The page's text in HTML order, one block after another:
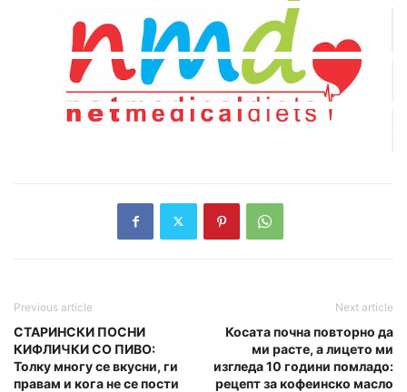
Previous article
СТАРИНСКИ ПОСНИ
КИФЛИЧКИ СО ПИВО:
Толку многу се вкусни, ги
правам и кога не се пости
Next article
Косата почна повторно да
ми расте, а лицето ми
изгледа 10 години помладо:
рецепт за кофеинско масло